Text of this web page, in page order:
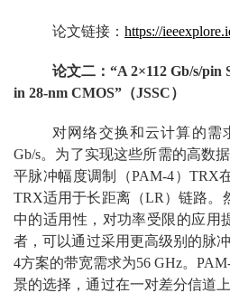
论文链接： https://
论文二：“A 2×112 Gb/s/pin
in 28-nm CMOS”（JSSC）
对网络交换和云计算的需
Gb/s。为了实现这些所需的高数
平脉冲幅度调制（PAM-4）TRX
TRX适用于长距离（LR）链路。
中的适用性，对功率受限的应用
者，可以通过采用更高级别的脉
4方案的带宽需求为56 GHz。
景的选择，通过在一对差分信道